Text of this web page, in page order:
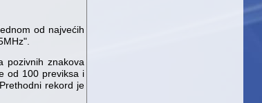
od najvećih
pozivnih znakova
od 100 previksa i
rekord je